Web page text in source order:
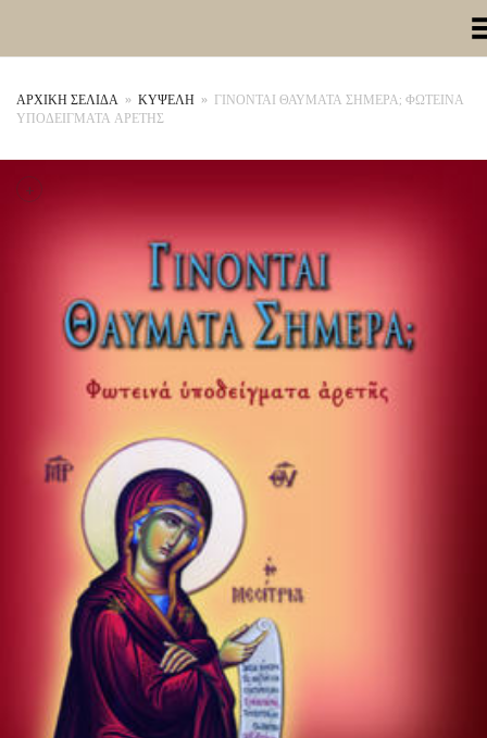
Toggle
ΑΡΧΙΚΉ ΣΕΛΊΔΑ » ΚΥΨΕΛΗ » ΓΙΝΟΝΤΑΙ ΘΑΥΜΑΤΑ ΣΗΜΕΡΑ; ΦΩΤΕΙΝΑ
ΥΠΟΔΕΙΓΜΑΤΑ ΑΡΕΤΗΣ
+